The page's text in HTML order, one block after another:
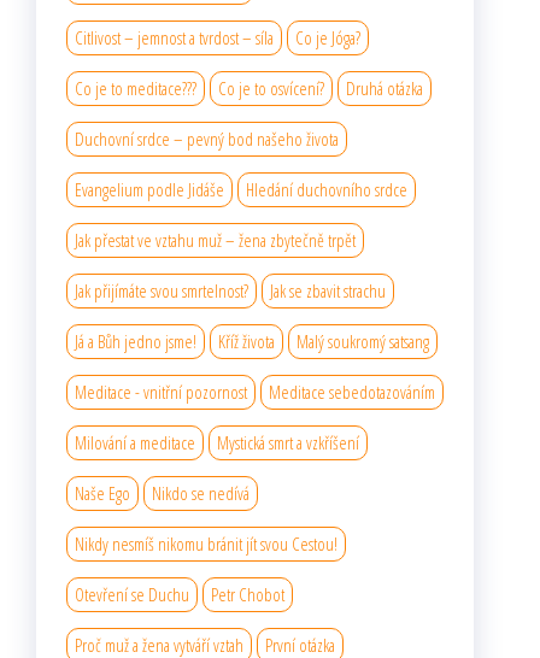
Citlivost – jemnost a tvrdost – síla Co je Jóga?
Co je to meditace??? Co je to osvícení? Druhá otázka
Duchovní srdce – pevný bod našeho života
Evangelium podle Jidáše Hledání duchovního srdce
Jak přestat ve vztahu muž – žena zbytečně trpět
Jak přijímáte svou smrtelnost? Jak se zbavit strachu
Já a Bůh jedno jsme! Kříž života Malý soukromý satsang
Meditace - vnitřní pozornost Meditace sebedotazováním
Milování a meditace Mystická smrt a vzkříšení
Naše Ego Nikdo se nedívá
Nikdy nesmíš nikomu bránit jít svou Cestou!
Otevření se Duchu Petr Chobot
Proč muž a žena vytváří vztah První otázka